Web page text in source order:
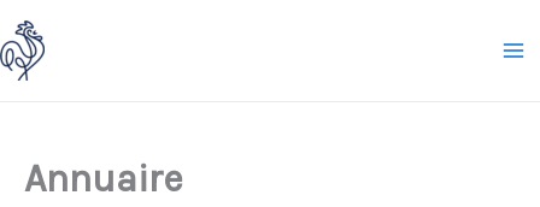
Aller
au
contenu
Annuaire